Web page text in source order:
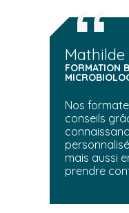
Mathilde
FORMATION
Nos
conseils
mais aussi
prendre